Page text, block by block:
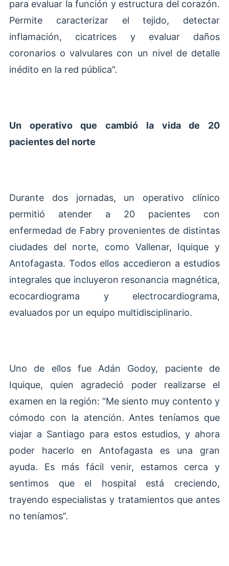
para evaluar la función y estructura del corazón.
Permite caracterizar el tejido, detectar
inflamación, cicatrices y evaluar daños
coronarios o valvulares con un nivel de detalle
inédito en la red pública”.
Un operativo que cambió la vida de 20
pacientes del norte
Durante dos jornadas, un operativo clínico
permitió atender a 20 pacientes con
enfermedad de Fabry provenientes de distintas
ciudades del norte, como Vallenar, Iquique y
Antofagasta. Todos ellos accedieron a estudios
integrales que incluyeron resonancia magnética,
ecocardiograma y electrocardiograma,
evaluados por un equipo multidisciplinario.
Uno de ellos fue Adán Godoy, paciente de
Iquique, quien agradeció poder realizarse el
examen en la región: “Me siento muy contento y
cómodo con la atención. Antes teníamos que
viajar a Santiago para estos estudios, y ahora
poder hacerlo en Antofagasta es una gran
ayuda. Es más fácil venir, estamos cerca y
sentimos que el hospital está creciendo,
trayendo especialistas y tratamientos que antes
no teníamos”.